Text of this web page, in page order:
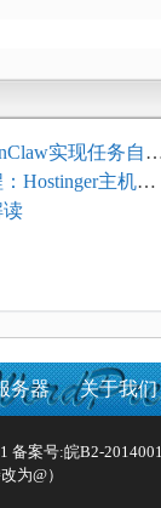
实现任务自
Hostinger主机一
读
务器 关于我们
备案号:皖B2-
为@）